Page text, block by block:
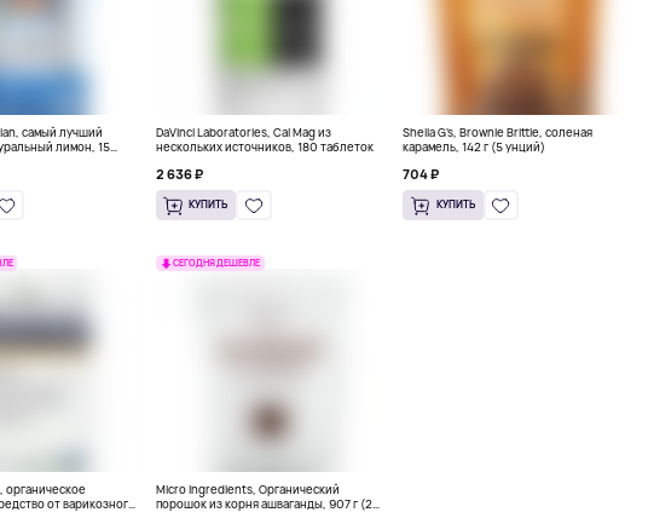
самый лучший
лимон, 15
DaVinci Laboratories, Cal Mag из
нескольких источников, 180 таблеток
2 636 ₽
КУПИТЬ
Sheila G's, Brownie Brittle, соленая
карамель, 142 г (5 унций)
704 ₽
КУПИТЬ
органическое
от варикозного
СЕГОДНЯ ДЕШЕВЛЕ
Micro Ingredients, Органический
порошок из корня ашваганды, 907 г (2